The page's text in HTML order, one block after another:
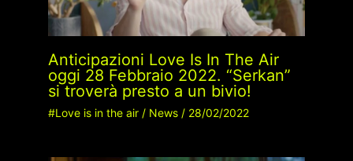
Anticipazioni Love Is In The Air
oggi 28 Febbraio 2022. “Serkan”
si troverà presto a un bivio!
#Love is in the air/ News/ 28/02/2022